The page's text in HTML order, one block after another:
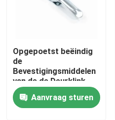
Producten
Ongeveer ons
Opgepoetst beëindig
de
Bevestigingsmiddelen
van de de Deurklink
van de
Vrachtwagenaanhangwagen
Aanvraag sturen